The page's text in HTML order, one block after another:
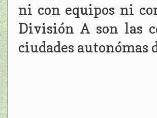
ni con equipos ni
División A son las
ciudades autonómas